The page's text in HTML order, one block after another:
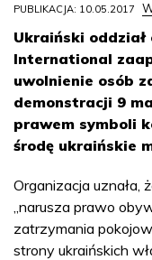
PUBLIKACJA: 10.05.2017
Ukraiński
International
uwolnienie osób
demonstracji 9
prawem symboli
środę ukraińskie
Organizacja uznała,
„narusza prawo
zatrzymania
strony ukraińskich